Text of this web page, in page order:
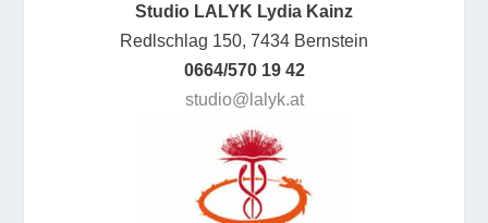
Studio LALYK Lydia Kainz
Redlschlag 150, 7434 Bernstein
0664/570 19 42
studio@lalyk.at